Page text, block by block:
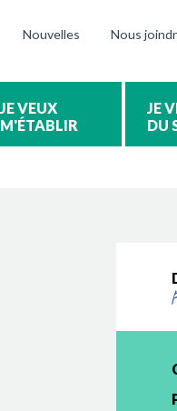
Nouvelles Nous
M'ÉTABLIR DU